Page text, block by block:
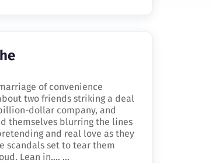
of convenience
two friends striking a deal
dollar company, and
themselves blurring the lines
and real love as they
scandals set to tear them
Lean in.… ...